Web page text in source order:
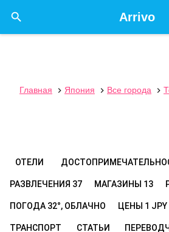
Arrivo

Главная  Япония  Все города 
ОТЕЛИ
РАЗВЛЕЧЕНИЯ 37 МАГАЗИНЫ 13
ПОГОДА 32°, ОБЛАЧНО ЦЕНЫ 1 JPY
ТРАНСПОРТ СТАТЬИ